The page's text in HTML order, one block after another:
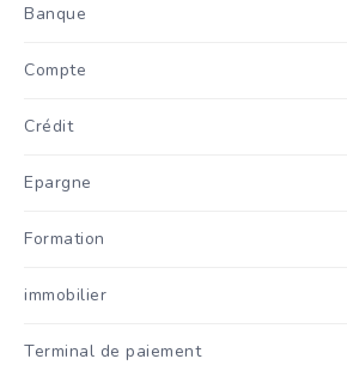
Banque
Compte
Crédit
Epargne
Formation
immobilier
Terminal de paiement